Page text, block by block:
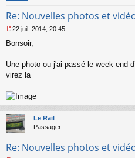
Re: Nouvelles photos et
e
s
g
n
o
n
l
u
22 juil. 2014, 20:45
Bonsoir,
Une photo ou j'ai passé le week-end
virez la
Le Rail
Passager
Re: Nouvelles photos et